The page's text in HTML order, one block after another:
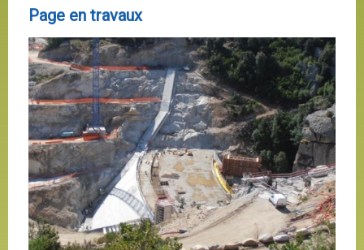
Page en travaux